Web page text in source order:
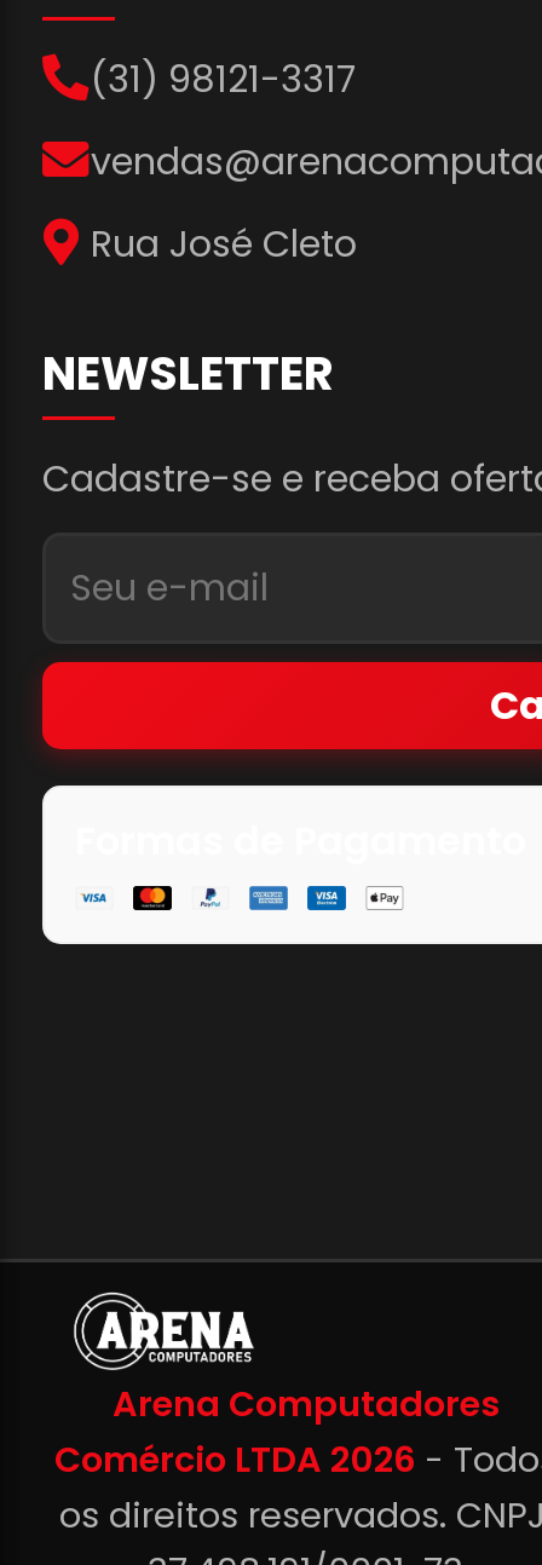
(31) 98121-3317
Rua José Cleto
NEWSLETTER
Cadastre-se e receba
Arena Computadores
Comércio LTDA 2026 -
os direitos reservados.